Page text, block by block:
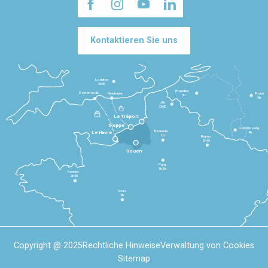
Kontaktieren Sie uns
Le Havre
Dieppe
Le Tréport
Rennes
2h30
Tours
3h
Paris
1h30
Beauvais
1h
Reims
2h45
Lille
2h30
Bruxelles
3h
Londres
3h30
Newhaven
Portsmouth
Bonn
5h
Luxembourg
4h
Rouen
Copyright @ 2025Rechtliche HinweiseVerwaltung von Cookies
Sitemap